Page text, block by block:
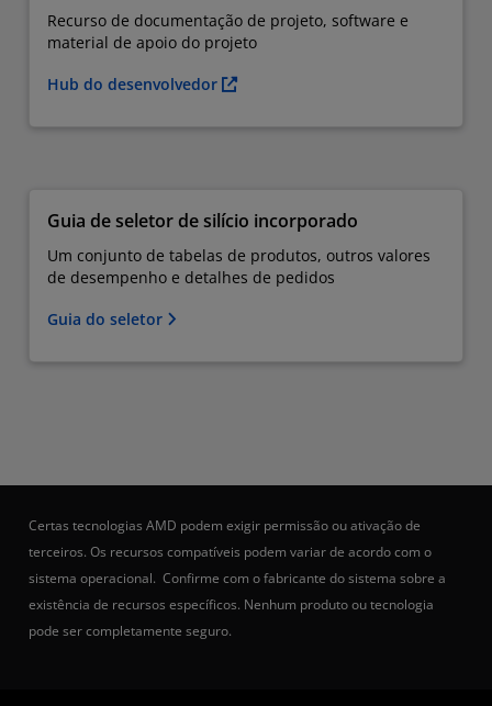
Recurso de documentação de projeto, software e
material de apoio do projeto
Hub do desenvolvedor
Guia de seletor de silício incorporado
Um conjunto de tabelas de produtos, outros valores
de desempenho e detalhes de pedidos
Guia do seletor
Certas tecnologias AMD podem exigir permissão ou ativação de
terceiros. Os recursos compatíveis podem variar de acordo com o
sistema operacional. Confirme com o fabricante do sistema sobre a
existência de recursos específicos. Nenhum produto ou tecnologia
pode ser completamente seguro.